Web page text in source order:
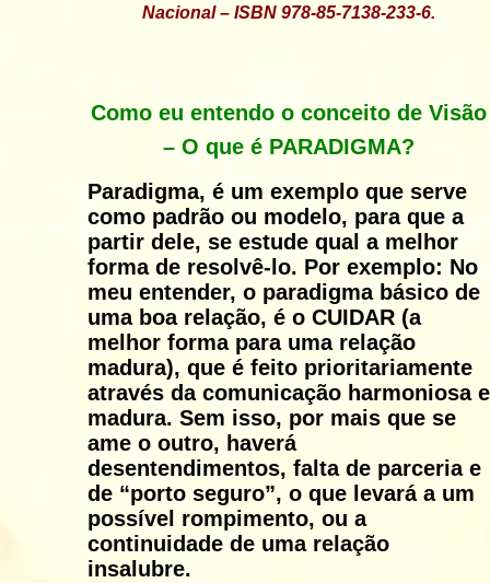
Nacional – ISBN 978-85-7138-233-6.
Como eu entendo o conceito de Visão
– O que é PARADIGMA?
Paradigma, é um exemplo que serve
como padrão ou modelo, para que a
partir dele, se estude qual a melhor
forma de resolvê-lo. Por exemplo: No
meu entender, o paradigma básico de
uma boa relação, é o CUIDAR (a
melhor forma para uma relação
madura), que é feito prioritariamente
através da comunicação harmoniosa e
madura. Sem isso, por mais que se
ame o outro, haverá
desentendimentos, falta de parceria e
de “porto seguro”, o que levará a um
possível rompimento, ou a
continuidade de uma relação
insalubre.